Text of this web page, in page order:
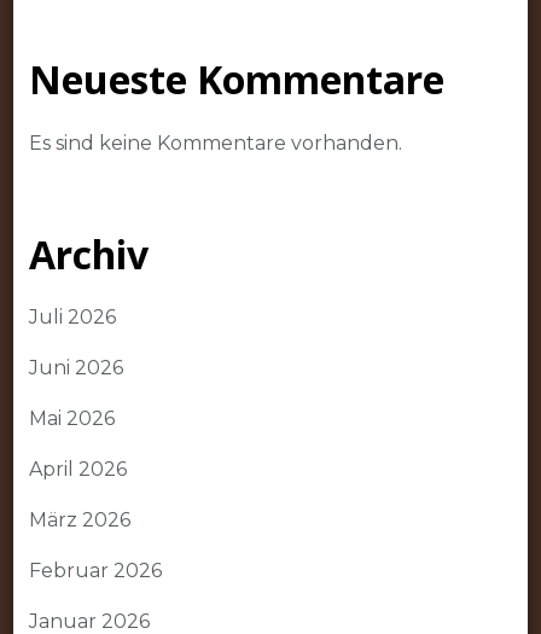
Neueste Kommentare
Es sind keine Kommentare vorhanden.
Archiv
Juli 2026
Juni 2026
Mai 2026
April 2026
März 2026
Februar 2026
Januar 2026